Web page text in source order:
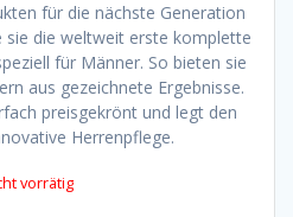
für die nächste Generation
die weltweit erste komplette
für Männer. So bieten sie
aus gezeichnete Ergebnisse.
preisgekrönt und legt den
Herrenpflege.
vorrätig